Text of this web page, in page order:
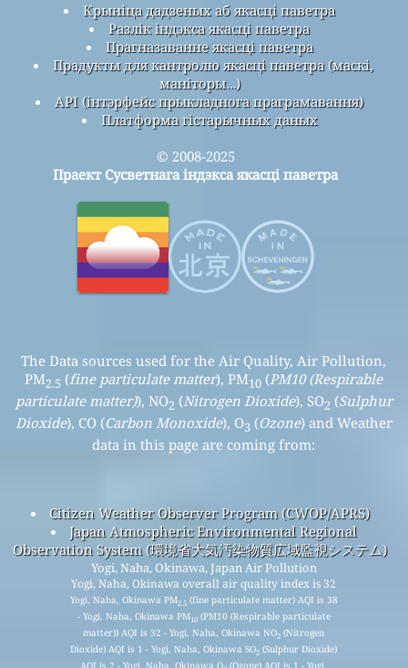
Крыніца дадзеных аб якасці паветра
Разлік індэкса якасці паветра
Прагназаванне якасці паветра
Прадукты для кантролю якасці паветра (маскі,
маніторы…)
API (інтэрфейс прыкладнога праграмавання)
Платформа гістарычных даных
© 2008-2025
Праект Сусветнага індэкса якасці паветра
The Data sources used for the Air Quality, Air Pollution,
PM2.5 (fine particulate matter), PM10 (PM10 (Respirable
particulate matter)), NO2 (Nitrogen Dioxide), SO2 (Sulphur
Dioxide), CO (Carbon Monoxide), O3 (Ozone) and Weather
data in this page are coming from:
Citizen Weather Observer Program (CWOP/APRS)
Japan Atmospheric Environmental Regional
Observation System (環境省大気汚染物質広域監視システム)
Yogi, Naha, Okinawa, Japan Air Pollution
Yogi, Naha, Okinawa overall air quality index is 32
Yogi, Naha, Okinawa PM2.5(fine particulate matter) AQI is 38
- Yogi, Naha, Okinawa PM10(PM10 (Respirable particulate
matter)) AQI is 32 - Yogi, Naha, Okinawa NO2 (Nitrogen
Dioxide) AQI is 1 - Yogi, Naha, Okinawa SO2 (Sulphur Dioxide)
AQI is 2 - Yogi, Naha, Okinawa O (Ozone) AQI is 1 - Yogi,